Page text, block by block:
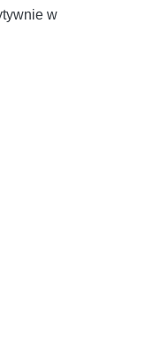
w